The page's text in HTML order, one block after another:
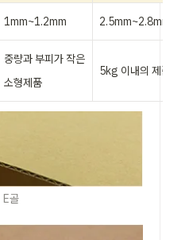
1mm~1.2mm 2.5mm~2.8mm
중량과 부피가 작은
소형제품
5kg 이내의 제품
골